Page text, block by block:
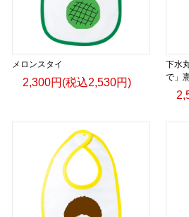
メロンスタイ
2,300円(税込2,530円)
下水
で」